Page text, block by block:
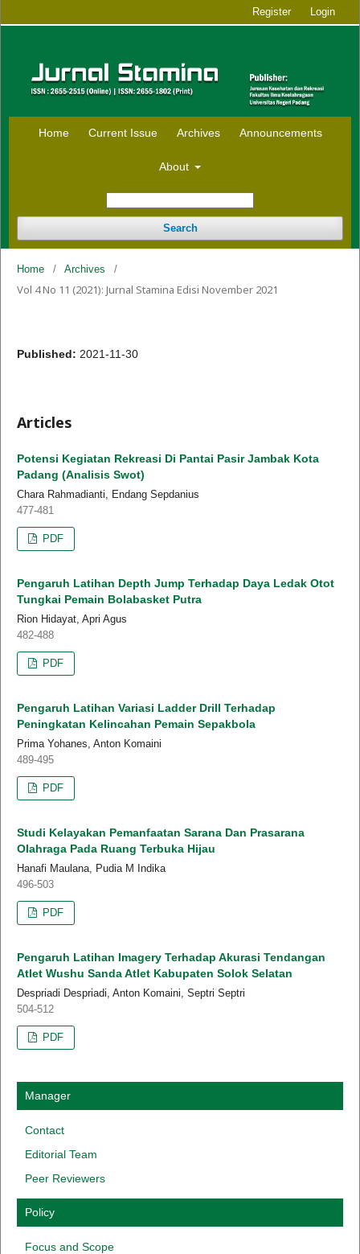
Home Current Issue Archives Announcements
About
Search
Register Login
Home / Archives /
Vol 4 No 11 (2021): Jurnal Stamina Edisi November 2021
Published: 2021-11-30
Articles
Potensi Kegiatan Rekreasi Di Pantai Pasir Jambak Kota
Padang (Analisis Swot)
Chara Rahmadianti, Endang Sepdanius
477-481
PDF
Pengaruh Latihan Depth Jump Terhadap Daya Ledak Otot
Tungkai Pemain Bolabasket Putra
Rion Hidayat, Apri Agus
482-488
PDF
Pengaruh Latihan Variasi Ladder Drill Terhadap
Peningkatan Kelincahan Pemain Sepakbola
Prima Yohanes, Anton Komaini
489-495
PDF
Studi Kelayakan Pemanfaatan Sarana Dan Prasarana
Olahraga Pada Ruang Terbuka Hijau
Hanafi Maulana, Pudia M Indika
496-503
PDF
Pengaruh Latihan Imagery Terhadap Akurasi Tendangan
Atlet Wushu Sanda Atlet Kabupaten Solok Selatan
Despriadi Despriadi, Anton Komaini, Septri Septri
504-512
PDF
Manager
Contact
Editorial Team
Peer Reviewers
Policy
Focus and Scope